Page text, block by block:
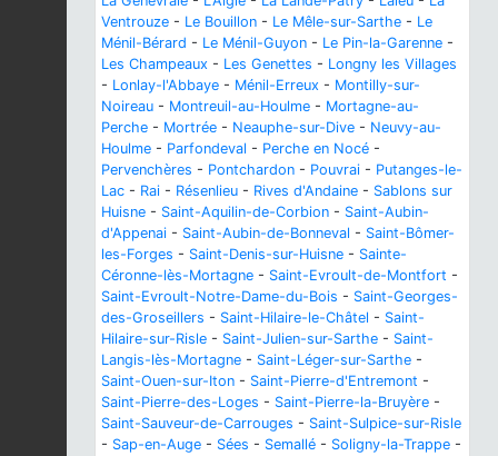
Ventrouze - Le Bouillon - Le Mêle-sur-Sarthe - Le
Ménil-Bérard - Le Ménil-Guyon - Le Pin-la-Garenne -
Les Champeaux - Les Genettes - Longny les Villages
- Lonlay-l'Abbaye - Ménil-Erreux - Montilly-sur-
Noireau - Montreuil-au-Houlme - Mortagne-au-
Perche - Mortrée - Neauphe-sur-Dive - Neuvy-au-
Houlme - Parfondeval - Perche en Nocé -
Pervenchères - Pontchardon - Pouvrai - Putanges-le-
Lac - Rai - Résenlieu - Rives d'Andaine - Sablons sur
Huisne - Saint-Aquilin-de-Corbion - Saint-Aubin-
d'Appenai - Saint-Aubin-de-Bonneval - Saint-Bômer-
les-Forges - Saint-Denis-sur-Huisne - Sainte-
Céronne-lès-Mortagne - Saint-Evroult-de-Montfort -
Saint-Evroult-Notre-Dame-du-Bois - Saint-Georges-
des-Groseillers - Saint-Hilaire-le-Châtel - Saint-
Hilaire-sur-Risle - Saint-Julien-sur-Sarthe - Saint-
Langis-lès-Mortagne - Saint-Léger-sur-Sarthe -
Saint-Ouen-sur-Iton - Saint-Pierre-d'Entremont -
Saint-Pierre-des-Loges - Saint-Pierre-la-Bruyère -
Saint-Sauveur-de-Carrouges - Saint-Sulpice-sur-Risle
- Sap-en-Auge - Sées - Semallé - Soligny-la-Trappe -